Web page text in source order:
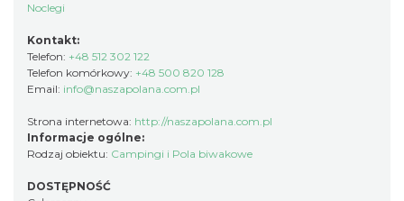
Noclegi
Kontakt:
Telefon: +48 512 302 122
Telefon komórkowy: +48 500 820 128
Email: info@naszapolana.com.pl
Strona internetowa: http://naszapolana.com.pl
Informacje ogólne:
Rodzaj obiektu: Campingi i Pola biwakowe
DOSTĘPNOŚĆ